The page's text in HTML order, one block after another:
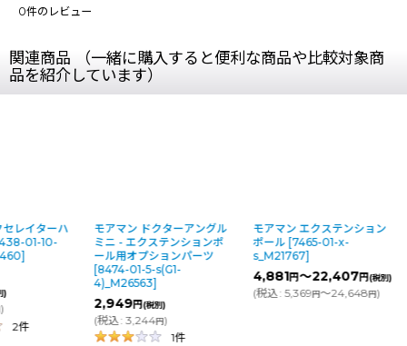
0件のレビュー
関連商品 （一緒に購入すると便利な商品や比較対象商
品を紹介しています）
レイターハ
01-10-
]
)
)
2件
モアマン ドクターアングル
ミニ - エクステンションポ
ール用オプションパーツ
[8474-01-5-s(G1-
4)_M26563]
2,949円(税別)
(税込: 3,244円)
1件
モアマン エクステンション
ポール [7465-01-x-
s_M21767]
4,881円～22,407円(税別)
(税込: 5,369円～24,648円)